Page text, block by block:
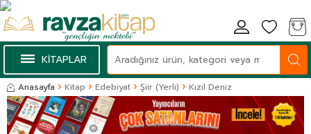
KİTAPLAR
Anasayfa Kitap Edebiyat Şiir (Yerli) Kızıl Deniz